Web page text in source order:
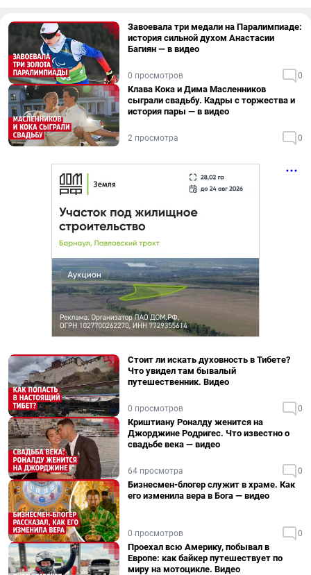
Завоевала три медали на Паралимпиаде:
история сильной духом Анастасии
Багиян — в видео
0 просмотров 0
Клава Кока и Дима Масленников
сыграли свадьбу. Кадры с торжества и
история пары — в видео
2 просмотра 0
Стоит ли искать духовность в Тибете?
Что увидел там бывалый
путешественник. Видео
0 просмотров 0
Криштиану Роналду женится на
Джорджине Родригес. Что известно о
свадьбе века — видео
64 просмотра 0
Бизнесмен-блогер служит в храме. Как
его изменила вера в Бога — видео
0 просмотров 0
Проехал всю Америку, побывал в
Европе: как байкер путешествует по
миру на мотоцикле. Видео